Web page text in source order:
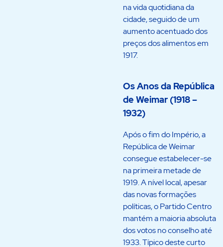
na vida quotidiana da
cidade, seguido de um
aumento acentuado dos
preços dos alimentos em
1917.
Os Anos da República
de Weimar (1918 –
1932)
Após o fim do Império, a
República de Weimar
consegue estabelecer-se
na primeira metade de
1919. A nível local, apesar
das novas formações
políticas, o Partido Centro
mantém a maioria absoluta
dos votos no conselho até
1933. Típico deste curto